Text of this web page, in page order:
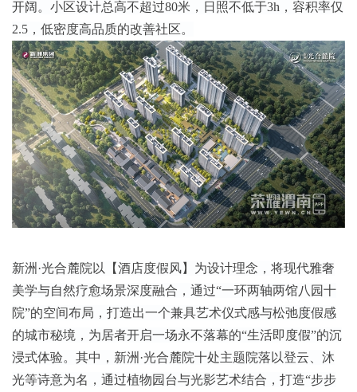
开阔。小区设计总高不超过80米，日照不低于3h，容积率仅
2.5，低密度高品质的改善社区。
新洲·光合麓院以【酒店度假风】为设计理念，将现代雅奢
美学与自然疗愈场景深度融合，通过“一环两轴两馆八园十
院”的空间布局，打造出一个兼具艺术仪式感与松弛度假感
的城市秘境，为居者开启一场永不落幕的“生活即度假”的沉
浸式体验。其中，新洲·光合麓院十处主题院落以登云、沐
光等诗意为名，通过植物园台与光影艺术结合，打造“步步